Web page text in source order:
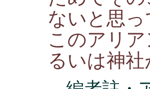
ないと思
このアリ
るいは神